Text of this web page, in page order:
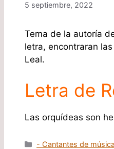
5 septiembre, 2022
Tema de la autoría
letra, encontraran
Leal.
Letra de
Las orquídeas son
Categorías
- Cantantes de